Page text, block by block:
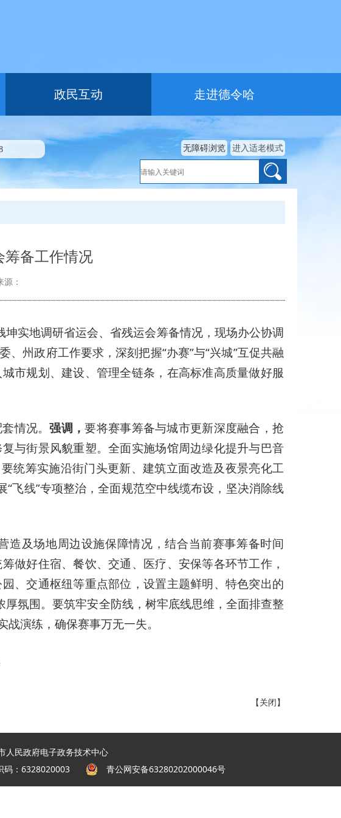
政民互动 走进德令哈
进入适老模式
无障碍浏览
备工作情况
源：
实地调研省运会、省残运会筹备情况，现场办公协调
州政府工作要求，深刻把握“办赛”与“兴城”互促共融
市规划、建设、管理全链条，在高标准高质量做好服
情况。强调，要将赛事筹备与城市更新深度融合，抢
与街景风貌重塑。全面实施场馆周边绿化提升与巴音
统筹实施沿街门头更新、建筑立面改造及夜景亮化工
飞线”专项整治，全面规范空中线缆布设，坚决消除线
及场地周边设施保障情况，结合当前赛事筹备时间
做好住宿、餐饮、交通、医疗、安保等各环节工作，
、交通枢纽等重点部位，设置主题鲜明、特色突出的
氛围。要筑牢安全防线，树牢底线思维，全面排查整
演练，确保赛事万无一失。
【关闭】
人民政府电子政务技术中心
码：6328020003 青公网安备63280202000046号